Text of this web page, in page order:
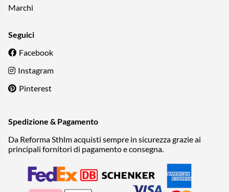
Marchi
Seguici
Facebook
Instagram
Pinterest
Spedizione & Pagamento
Da Reforma Sthlm acquisti sempre in sicurezza grazie ai
principali fornitori di pagamento e consegna.